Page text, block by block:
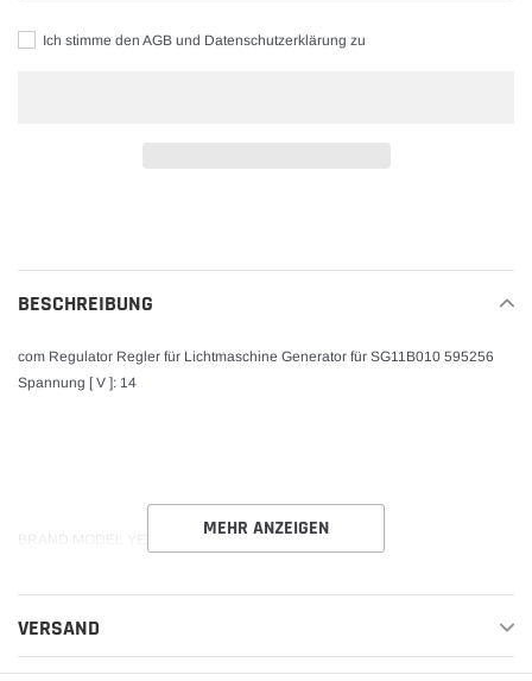
Ich stimme den AGB und Datenschutzerklärung zu
hinzugefügt
BESCHREIBUNG
com Regulator Regler für Lichtmaschine Generator für SG11B010 595256
Spannung [ V ]: 14
MEHR ANZEIGEN
VERSAND